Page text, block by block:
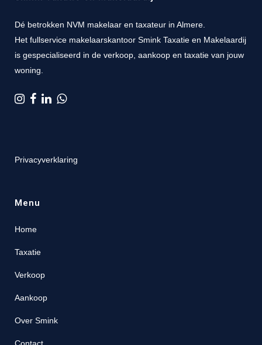
Dé betrokken NVM makelaar en taxateur in Almere.
Het fullservice makelaarskantoor Smink Taxatie en Makelaardij
is gespecialiseerd in de verkoop, aankoop en taxatie van jouw
woning.
Privacyverklaring
Menu
Home
Taxatie
Verkoop
Aankoop
Over Smink